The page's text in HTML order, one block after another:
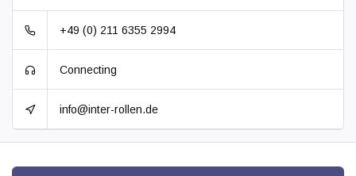
+49 (0) 211 6355 2994
Connecting
info@inter-rollen.de